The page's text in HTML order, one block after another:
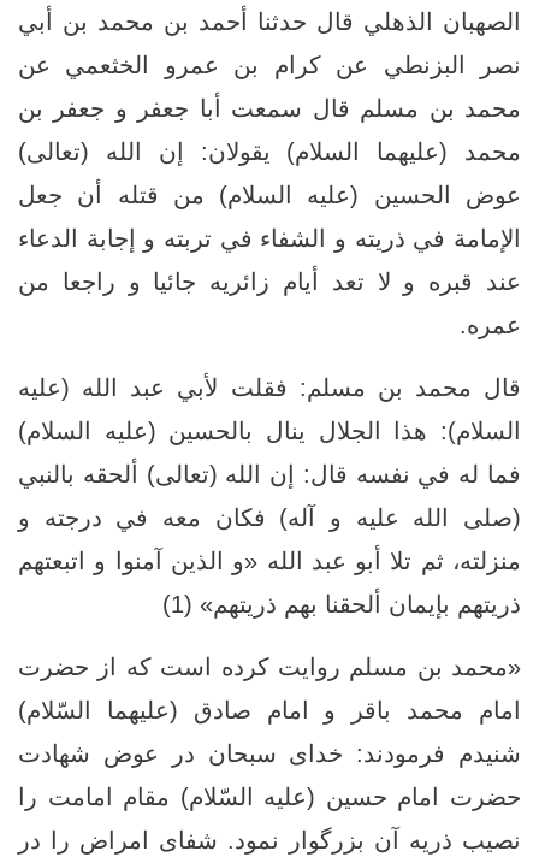
الصهبان الذهلي قال حدثنا أحمد بن محمد بن أبي
نصر البزنطي عن كرام بن عمرو الخثعمي عن
محمد بن مسلم قال سمعت أبا جعفر و جعفر بن
محمد (عليهما السلام) يقولان: إن الله (تعالى)
عوض الحسين (عليه السلام) من قتله أن جعل
الإمامة في ذريته و الشفاء في تربته و إجابة الدعاء
عند قبره و لا تعد أيام زائريه جائيا و راجعا من
عمره.
قال محمد بن مسلم: فقلت لأبي عبد الله (عليه
السلام): هذا الجلال ينال بالحسين (عليه السلام)
فما له في نفسه قال: إن الله (تعالى) ألحقه بالنبي
(صلى الله عليه و آله) فكان معه في درجته و
منزلته، ثم تلا أبو عبد الله‏ «و الذين آمنوا و اتبعتهم
ذريتهم بإيمان ألحقنا بهم ذريتهم» (1)
«محمد بن مسلم روايت کرده است كه از حضرت
امام محمد باقر و امام صادق (عليهما السّلام)
شنيدم ‏فرمودند: خداى سبحان در عوض شهادت
حضرت امام حسین (علیه السّلام) مقام امامت را
نصيب ذريه آن بزرگوار نمود. شفای امراض را در